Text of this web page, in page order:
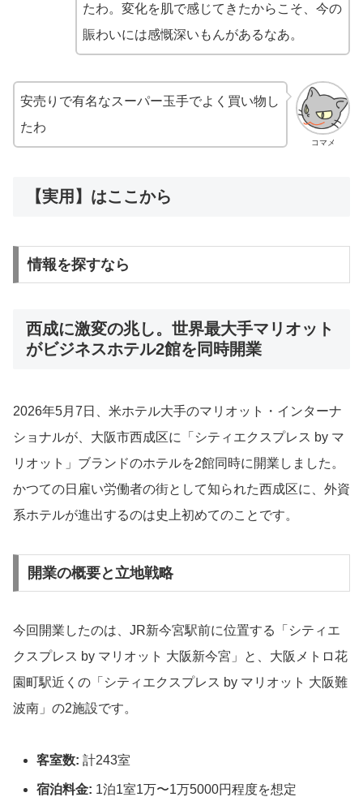
たわ。変化を肌で感じてきたからこそ、今の
賑わいには感慨深いもんがあるなあ。
コマメ
安売りで有名なスーパー玉手でよく買い物し
たわ
【実用】はここから
情報を探すなら
西成に激変の兆し。世界最大手マリオット
がビジネスホテル2館を同時開業
2026年5月7日、米ホテル大手のマリオット・インターナ
ショナルが、大阪市西成区に「シティエクスプレス by マ
リオット」ブランドのホテルを2館同時に開業しました。
かつての日雇い労働者の街として知られた西成区に、外資
系ホテルが進出するのは史上初めてのことです。
開業の概要と立地戦略
今回開業したのは、JR新今宮駅前に位置する「シティエ
クスプレス by マリオット 大阪新今宮」と、大阪メトロ花
園町駅近くの「シティエクスプレス by マリオット 大阪難
波南」の2施設です。
客室数: 計243室
宿泊料金: 1泊1室1万〜1万5000円程度を想定